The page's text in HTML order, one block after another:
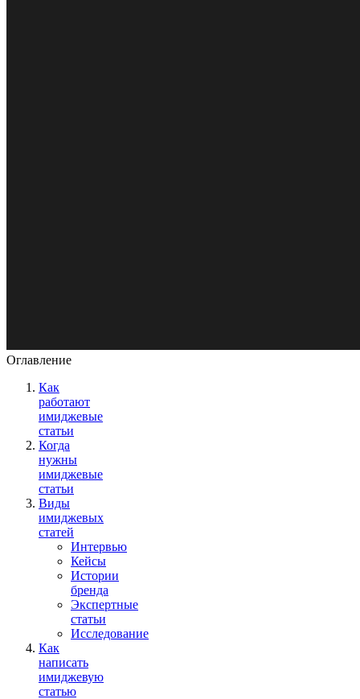
Оглавление
Как
работают
имиджевые
статьи
Когда
нужны
имиджевые
статьи
Виды
имиджевых
статей
Интервью
Кейсы
Истории
бренда
Экспертные
статьи
Исследование
Как
написать
имиджевую
статью